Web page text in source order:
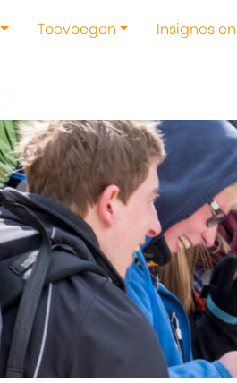
Toevoegen Insignes